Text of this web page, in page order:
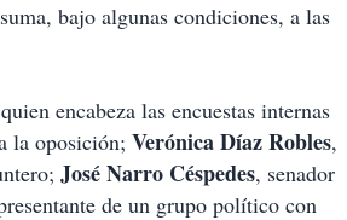
bajo algunas condiciones, a las
encabeza las encuestas internas
la oposición; Verónica Díaz Robles,
José Narro Céspedes, senador
de un grupo político con